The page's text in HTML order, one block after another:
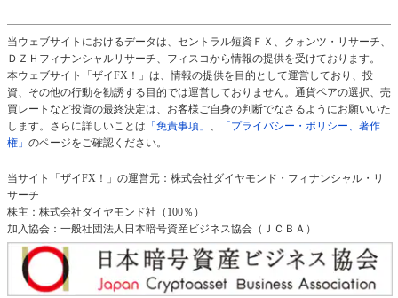
当ウェブサイトにおけるデータは、セントラル短資ＦＸ、クォンツ・リサーチ、
ＤＺＨフィナンシャルリサーチ、フィスコから情報の提供を受けております。
本ウェブサイト「ザイFX！」は、情報の提供を目的として運営しており、投
資、その他の行動を勧誘する目的では運営しておりません。通貨ペアの選択、売
買レートなど投資の最終決定は、お客様ご自身の判断でなさるようにお願いいた
します。さらに詳しいことは 「免責事項」 、
「プライバシー・ポリシー、著作
権」 のページをご確認ください。
当サイト「ザイFX！」の運営元：株式会社ダイヤモンド・フィナンシャル・リ
サーチ
株主：株式会社ダイヤモンド社（100％）
加入協会：一般社団法人日本暗号資産ビジネス協会（ＪＣＢＡ）